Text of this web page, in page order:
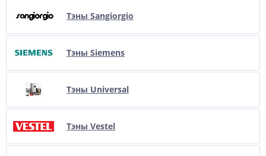
Тэны Sangiorgio
Тэны Siemens
Тэны Universal
Тэны Vestel